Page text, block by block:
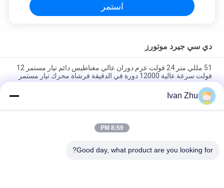
استمر
دي سي جيرد موتورز
51 مللي متر 24 فولت عزم دوران عالي مغناطيس دائم تيار مستمر 12
فولت سرعة عالية 12000 دورة في الدقيقة فرشاة محرك تيار مستمر
صغير
الطبية
370 46 مم 6 فولت 24 فولت 12 فولت محرك عزم دوران عالي بنفايات
Ivan Zhu
8:59 PM
Good day, what product are you looking for?